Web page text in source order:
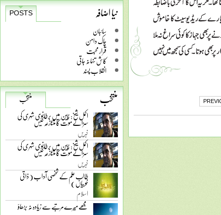
نیا اضافہ
POSTS
سائبان
چاک دامن
قرار محبت
کاش تنہا نہ جاتی
انقلاب پسند
منتخب
منتخب
اکمل شیخ: چین میں برطانوی شہری کی
سزائے موت کا متنازعہ کیس
خبریں
اکمل شیخ: چین میں برطانوی شہری کی
سزائے موت کا متنازعہ کیس
خبریں
طالب علم کے شخصی آداب ( ذاتی
خوبیاں )
اسلام
مجھے میرے مرتبے سے زیادہ نہ بڑھاؤ